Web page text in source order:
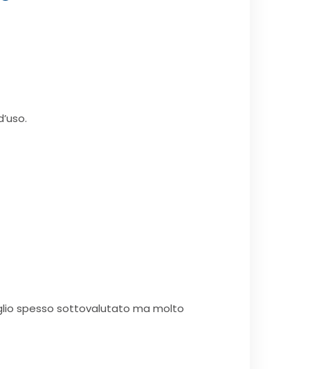
spesso sottovalutato ma molto